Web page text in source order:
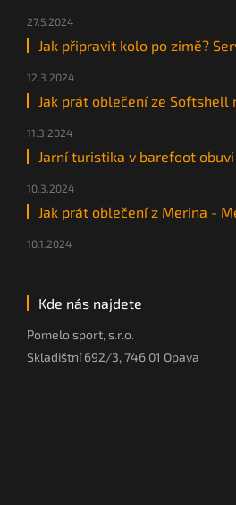
27.5.2024
Jak připravit kolo po zimě?
12.3.2024
Jak prát oblečení ze Softshell
11.3.2024
Jarní turistika v barefoot obuvi
10.3.2024
Jak prát oblečení z Merina -
10.1.2024
Kde nás najdete
Pomelo sport, s.r.o.
Skladištní 692/3, 746 01 Opava